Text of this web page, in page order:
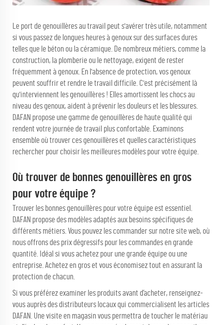
Le port de genouillères au travail peut s'avérer très utile, notamment
si vous passez de longues heures à genoux sur des surfaces dures
telles que le béton ou la céramique. De nombreux métiers, comme la
construction, la plomberie ou le nettoyage, exigent de rester
fréquemment à genoux. En l'absence de protection, vos genoux
peuvent souffrir et rendre le travail difficile. C'est précisément là
qu'interviennent les genouillères ! Elles amortissent les chocs au
niveau des genoux, aident à prévenir les douleurs et les blessures.
DAFAN propose une gamme de genouillères de haute qualité qui
rendent votre journée de travail plus confortable. Examinons
ensemble où trouver ces genouillères et quelles caractéristiques
rechercher pour choisir les meilleures modèles pour votre équipe.
Où trouver de bonnes genouillères en gros
pour votre équipe ?
Trouver les bonnes genouillères pour votre équipe est essentiel.
DAFAN propose des modèles adaptés aux besoins spécifiques de
différents métiers. Vous pouvez les commander sur notre site web, où
nous offrons des prix dégressifs pour les commandes en grande
quantité. Idéal si vous achetez pour une grande équipe ou une
entreprise. Achetez en gros et vous économisez tout en assurant la
protection de chacun.
Si vous préférez examiner les produits avant d’acheter, renseignez-
vous auprès des distributeurs locaux qui commercialisent les articles
DAFAN. Une visite en magasin vous permettra de toucher le matériau